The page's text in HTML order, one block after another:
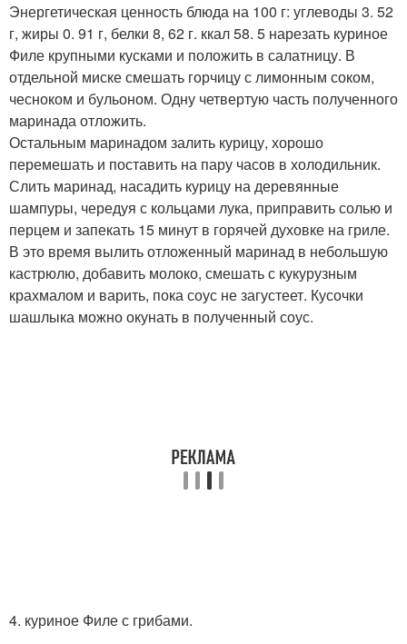
Энергетическая ценность блюда на 100 г: углеводы 3. 52
г, жиры 0. 91 г, белки 8, 62 г. ккал 58. 5 нарезать куриное
Филе крупными кусками и положить в салатницу. В
отдельной миске смешать горчицу с лимонным соком,
чесноком и бульоном. Одну четвертую часть полученного
маринада отложить.
Остальным маринадом залить курицу, хорошо
перемешать и поставить на пару часов в холодильник.
Слить маринад, насадить курицу на деревянные
шампуры, чередуя с кольцами лука, приправить солью и
перцем и запекать 15 минут в горячей духовке на гриле.
В это время вылить отложенный маринад в небольшую
кастрюлю, добавить молоко, смешать с кукурузным
крахмалом и варить, пока соус не загустеет. Кусочки
шашлыка можно окунать в полученный соус.
4. куриное Филе с грибами.